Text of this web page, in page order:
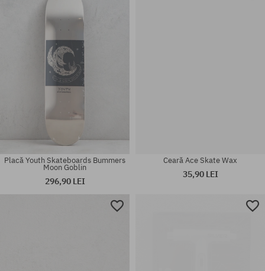
8.0; 8.25; 8.375; 8.5; 8.75
Placă Youth Skateboards Bummers
Moon Goblin
296,90 LEI
Ceară Ace Skate Wax
35,90 LEI